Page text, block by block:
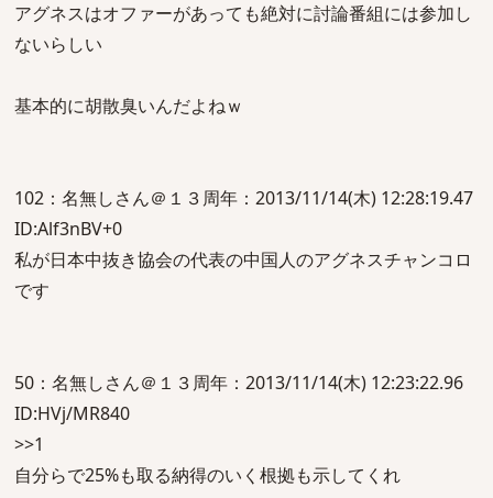
アグネスはオファーがあっても絶対に討論番組には参加し
ないらしい
基本的に胡散臭いんだよねｗ
102：名無しさん＠１３周年：2013/11/14(木) 12:28:19.47
ID:Alf3nBV+0
私が日本中抜き協会の代表の中国人のアグネスチャンコロ
です
50：名無しさん＠１３周年：2013/11/14(木) 12:23:22.96
ID:HVj/MR840
>>1
自分らで25%も取る納得のいく根拠も示してくれ